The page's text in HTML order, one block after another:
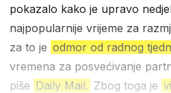
pokazalo kako je upravo
najpopularnije vrijeme za
za to je odmor od radnog
vremena za posvećivanje
piše Daily Mail. Zbog toga je